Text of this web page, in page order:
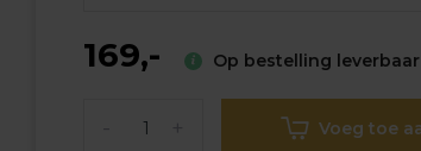
169,- Op bestelling leverbaar
Voeg toe